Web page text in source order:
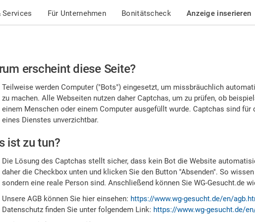
Services Für Unternehmen Bonitätscheck Anzeige inserieren
erscheint diese Seite?
Teilweise werden Computer ("Bots") eingesetzt, um missbräuchlich
zu machen. Alle Webseiten nutzen daher Captchas, um zu prüfen, ob
einem Menschen oder einem Computer ausgefüllt wurde. Captchas sind für
eines Dienstes unverzichtbar.
ist zu tun?
Die Lösung des Captchas stellt sicher, dass kein Bot die Website
daher die Checkbox unten und klicken Sie den Button "Absenden". So
sondern eine reale Person sind. Anschließend können Sie WG-Gesucht.de
Unsere AGB können Sie hier einsehen: https://www.wg-gesucht.de/en/
Datenschutz finden Sie unter folgendem Link: https://www.wg-gesucht.de/